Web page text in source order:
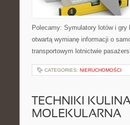
Polecamy: Symulatory lotów i
otwartą wymianę informacji o
transportowym lotnictwie
CATEGORIES: NIERUCHOMOŚCI
TECHNIKI
MOLEKULARNA